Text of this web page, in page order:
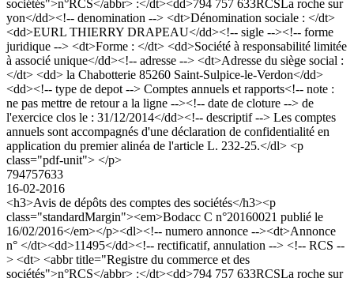
sociétés">n°RCS</abbr> :</dt><dd>794 757 633RCSLa roche sur
yon</dd><!-- denomination --> <dt>Dénomination sociale : </dt>
<dd>EURL THIERRY DRAPEAU</dd><!-- sigle --><!-- forme
juridique --> <dt>Forme : </dt> <dd>Société à responsabilité limitée
à associé unique</dd><!-- adresse --> <dt>Adresse du siège social :
</dt> <dd> la Chabotterie 85260 Saint-Sulpice-le-Verdon</dd>
<dd><!-- type de depot --> Comptes annuels et rapports<!-- note :
ne pas mettre de retour a la ligne --><!-- date de cloture --> de
l'exercice clos le : 31/12/2014</dd><!-- descriptif --> Les comptes
annuels sont accompagnés d'une déclaration de confidentialité en
application du premier alinéa de l'article L. 232-25.</dl> <p
class="pdf-unit"> </p>
794757633
16-02-2016
<h3>Avis de dépôts des comptes des sociétés</h3><p
class="standardMargin"><em>Bodacc C n°20160021 publié le
16/02/2016</em></p><dl><!-- numero annonce --><dt>Annonce
n° </dt><dd>11495</dd><!-- rectificatif, annulation --> <!-- RCS --
> <dt> <abbr title="Registre du commerce et des
sociétés">n°RCS</abbr> :</dt><dd>794 757 633RCSLa roche sur